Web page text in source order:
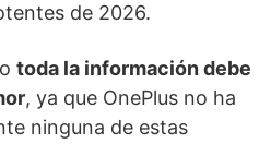
de 2026.
toda la información debe
, ya que OnePlus no ha
ninguna de estas